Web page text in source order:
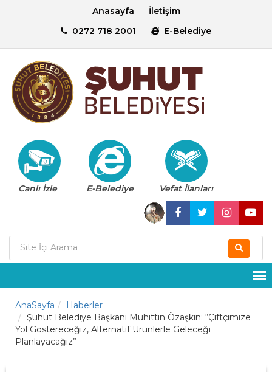
Anasayfa
İletişim
0272 718 2001
E-Belediye
Canlı İzle E-Belediye Vefat İlanları
AnaSayfa
Haberler
Şuhut Belediye Başkanı Muhittin Özaşkın: “Çiftçimize
Yol Göstereceğiz, Alternatif Ürünlerle Geleceği
Planlayacağız”